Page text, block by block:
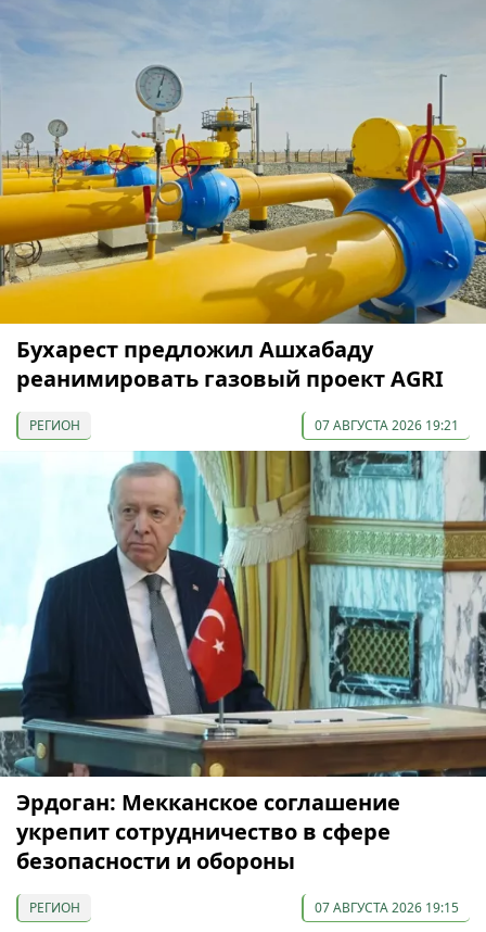
Бухарест предложил Ашхабаду
реанимировать газовый проект AGRI
РЕГИОН 07 АВГУСТА 2026 19:21
Эрдоган: Мекканское соглашение
укрепит сотрудничество в сфере
безопасности и обороны
РЕГИОН 07 АВГУСТА 2026 19:15